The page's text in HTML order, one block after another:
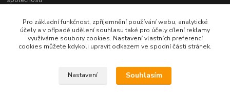
Upravit sběr cookies.
Pro základní funkčnost, zpříjemnění používání webu, analytické
účely a v případě udělení souhlasu také pro účely cílení reklamy
využíváme soubory cookies. Nastavení vlastních preferencí
cookies můžete kdykoli upravit odkazem ve spodní části stránek.
Nastavení Souhlasím